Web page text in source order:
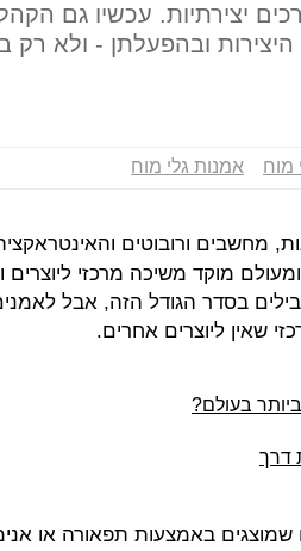
יצירתיות. עכשיו גם
ובהפעלתן - ולא רק
מוח אמנות גלי מוח
מחשבים ורובוטים
מוקד משיכה מרכזי ליוצרים
בסדר הגודל הזה, אבל
שאין ליוצרים אחרים.
דרך
באמצעות תפאורה או